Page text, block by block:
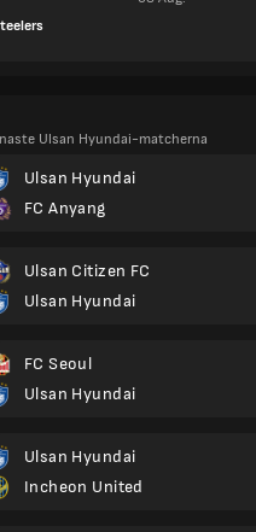
Ulsan Hyundai-matcherna
Ulsan Hyundai
FC Anyang
Ulsan Citizen FC
Ulsan Hyundai
FC Seoul
Ulsan Hyundai
Ulsan Hyundai
Incheon United